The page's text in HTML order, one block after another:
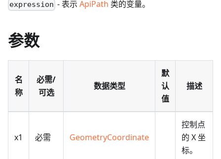
expression - 表示ApiPath 类的变量。
参数
名
称
必需/
可选
数据类型
默
认
值
描述
x1 必需 GeometryCoordinate
控制点
的 X 坐
标。